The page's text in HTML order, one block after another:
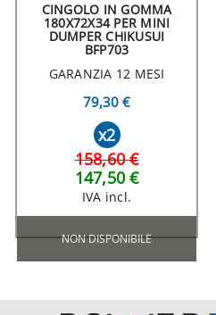
CINGOLO IN GOMMA
180X72X34 PER MINI
DUMPER CHIKUSUI
BFP703
GARANZIA 12 MESI
79,30 €
x2
158,60 €
147,50 €
IVA incl.
NON DISPONIBILE